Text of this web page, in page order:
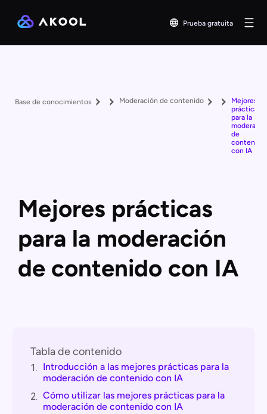
Prueba gratuita
Base de conocimientos Moderación de contenido
Mejores
prácticas
para la
de
contenido
con IA
Mejores prácticas
para la moderación
de contenido con IA
Tabla de contenido
1. Introducción a las mejores prácticas para la
moderación de contenido con IA
2. Cómo utilizar las mejores prácticas para la
moderación de contenido con IA